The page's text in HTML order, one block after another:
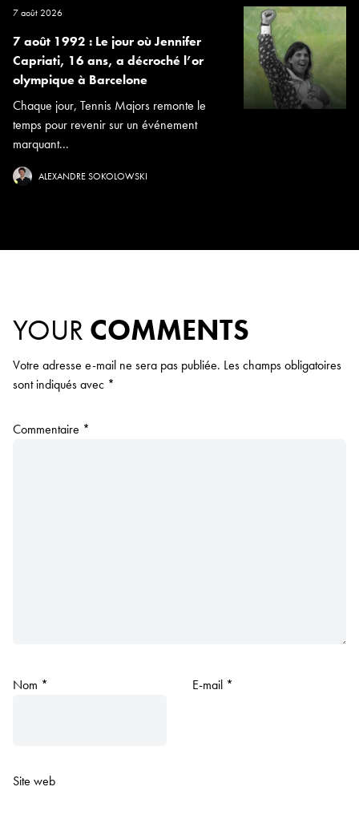
7 août 2026
7 août 1992 : Le jour où Jennifer
Capriati, 16 ans, a décroché l’or
olympique à Barcelone
Chaque jour, Tennis Majors remonte le
temps pour revenir sur un événement
marquant...
ALEXANDRE SOKOLOWSKI
YOUR COMMENTS
Votre adresse e-mail ne sera pas publiée. Les champs obligatoires
sont indiqués avec *
Commentaire *
Nom * E-mail *
Site web